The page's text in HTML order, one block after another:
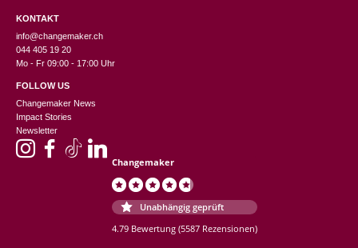
KONTAKT
info@changemaker.ch
044 405 19 20
Mo - Fr 09:00 - 17:00 Uhr
FOLLOW US
Changemaker News
Impact Stories
Newsletter
Changemaker
Unabhängig geprüft
4.79 Bewertung (5587 Rezensionen)